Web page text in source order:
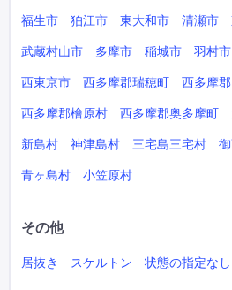
福生市 狛江市 東大和市 清瀬市
武蔵村山市 多摩市 稲城市 羽村市
西東京市 西多摩郡瑞穂町 西多摩
西多摩郡檜原村 西多摩郡奥多摩町
新島村 神津島村 三宅島三宅村
青ヶ島村 小笠原村
その他
居抜き スケルトン 状態の指定なし